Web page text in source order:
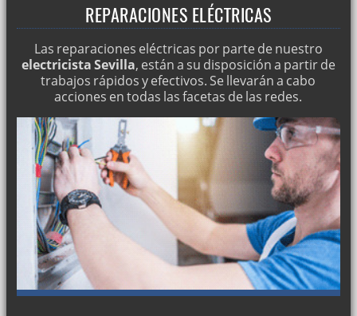
REPARACIONES ELÉCTRICAS
Las reparaciones eléctricas por parte de nuestro
electricista Sevilla, están a su disposición a partir de
trabajos rápidos y efectivos. Se llevarán a cabo
acciones en todas las facetas de las redes.